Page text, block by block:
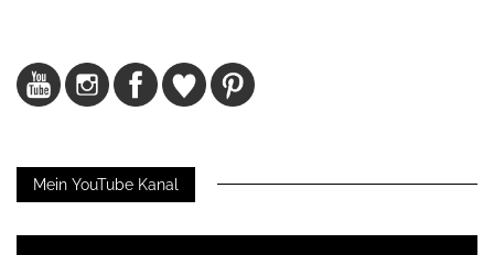
Mein YouTube Kanal